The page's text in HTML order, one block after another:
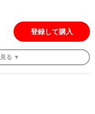
登録して購入
見る ▼